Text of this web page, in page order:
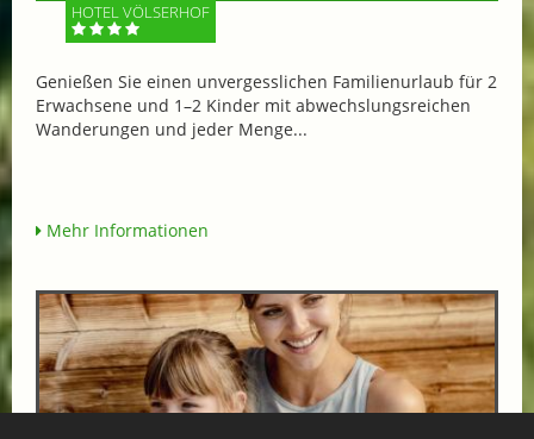
HOTEL VÖLSERHOF
Genießen Sie einen unvergesslichen Familienurlaub für 2
Erwachsene und 1–2 Kinder mit abwechslungsreichen
Wanderungen und jeder Menge...
Mehr Informationen